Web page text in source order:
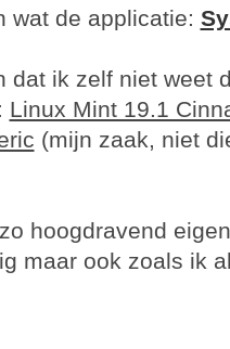
wat de applicatie:
dat ik zelf niet weet
Linux Mint 19.1
(mijn zaak, niet
hoogdravend
maar ook zoals ik